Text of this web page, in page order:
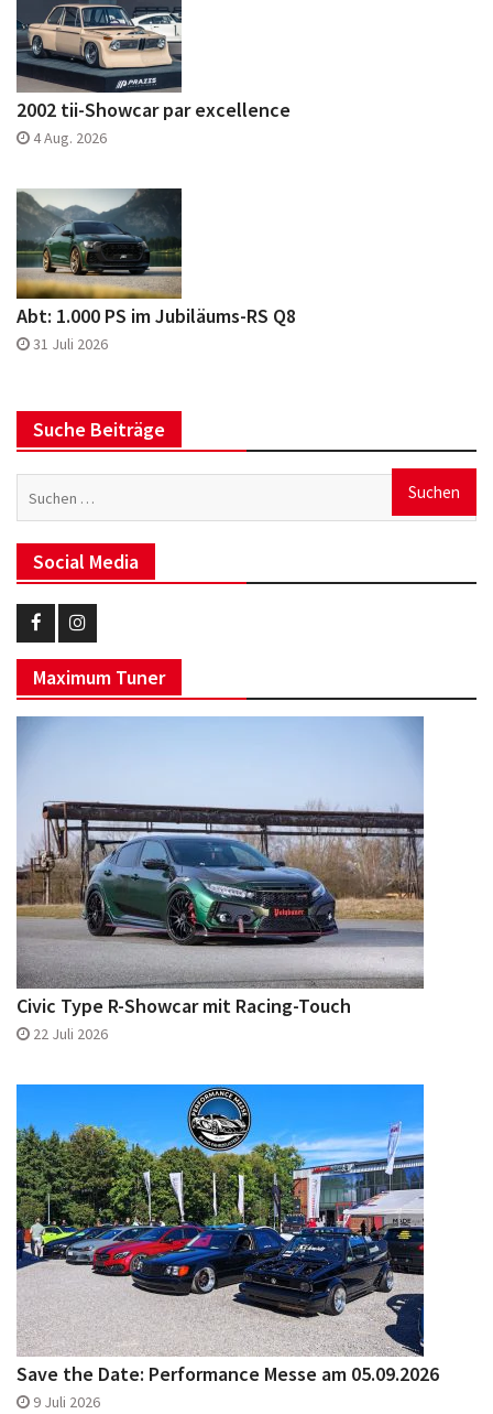
2002 tii-Showcar par excellence
4 Aug. 2026
Abt: 1.000 PS im Jubiläums-RS Q8
31 Juli 2026
Suche Beiträge
Suchen
nach:
Social Media
Eurotuner
Facebook
Eurotuner
Instagram
Maximum Tuner
Civic Type R-Showcar mit Racing-Touch
22 Juli 2026
Save the Date: Performance Messe am 05.09.2026
9 Juli 2026